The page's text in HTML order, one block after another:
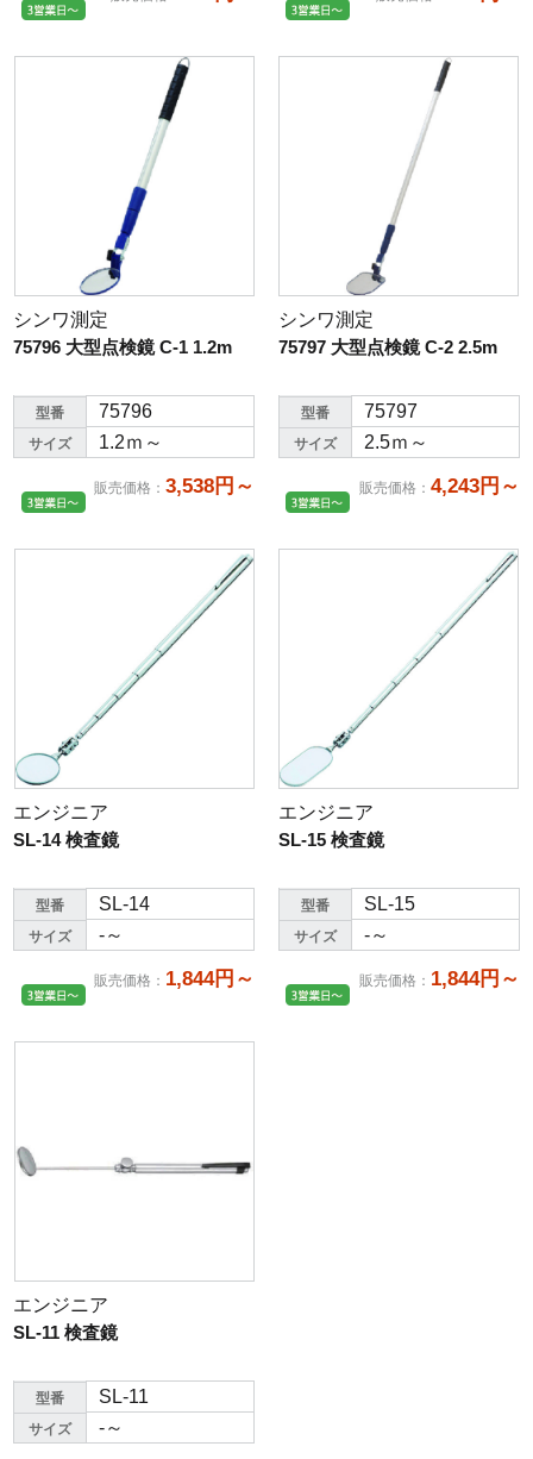
シンワ測定
75796 大型点検鏡 C-1 1.2m
型番 75796
サイズ 1.2ｍ～
販売価格 ： 3,538円～
シンワ測定
75797 大型点検鏡 C-2 2.5m
型番 75797
サイズ 2.5ｍ～
販売価格 ： 4,243円～
エンジニア
SL-14 検査鏡
型番 SL-14
サイズ -～
販売価格 ： 1,844円～
エンジニア
SL-15 検査鏡
型番 SL-15
サイズ -～
販売価格 ： 1,844円～
エンジニア
SL-11 検査鏡
型番 SL-11
サイズ -～